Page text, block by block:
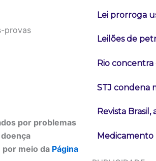
por problemas
por meio da Página
Lei prorroga
Leilões de
Rio
STJ condena
Revista
Medicamento